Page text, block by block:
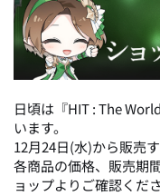
日頃は『HIT : The
います。
12月24日(水)から販売
各商品の価格、販売期
ョップよりご確認くださ